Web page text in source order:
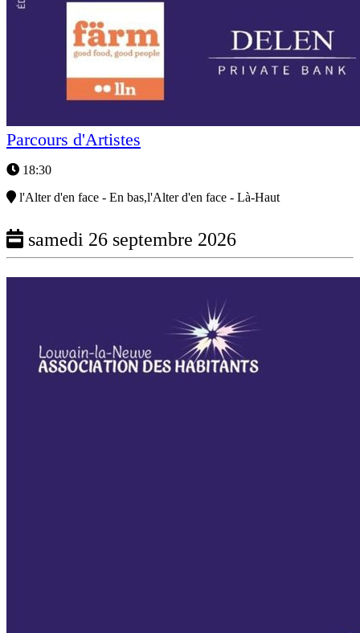
Parcours d'Artistes
18:30
l'Alter d'en face - En bas,l'Alter d'en face - Là-Haut
samedi 26 septembre 2026